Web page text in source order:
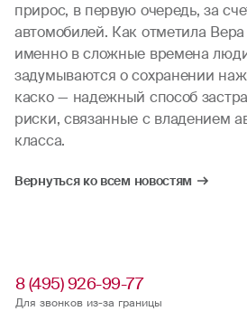
прирос, в первую очередь, за
автомобилей. Как отметила
именно в сложные времена
задумываются о сохранении
каско — надежный способ
риски, связанные с владением
класса.
Вернуться ко всем новостям
8 (495) 926-99-77
Для звонков из-за границы